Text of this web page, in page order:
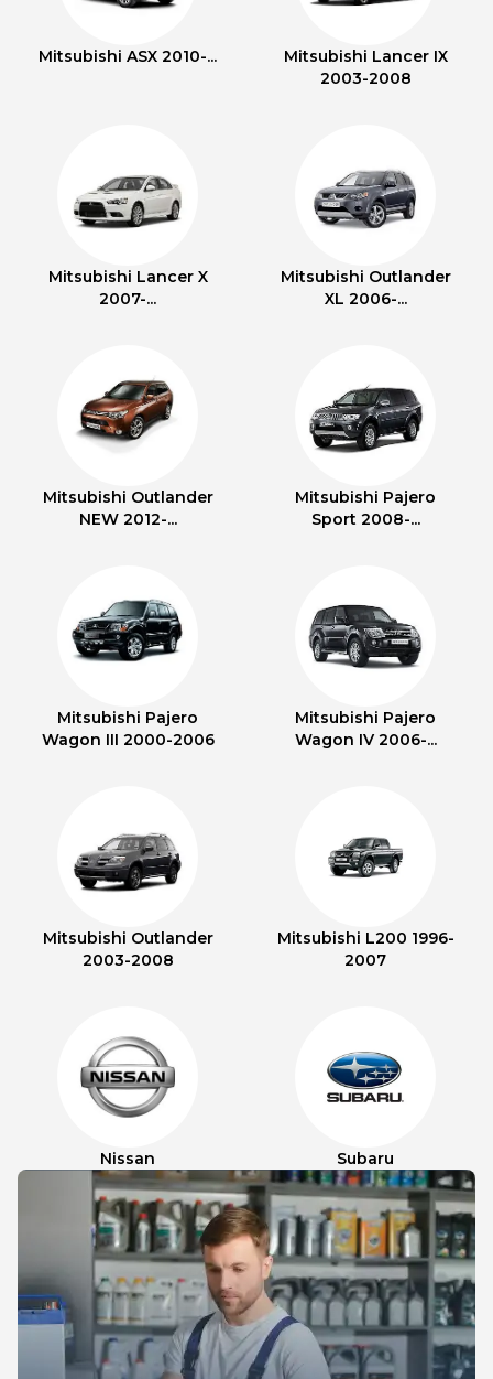
Mitsubishi ASX 2010-...
Mitsubishi Lancer IX
2003-2008
Mitsubishi Lancer X
2007-...
Mitsubishi Outlander
XL 2006-...
Mitsubishi Outlander
NEW 2012-...
Mitsubishi Pajero
Sport 2008-...
Mitsubishi Pajero
Wagon III 2000-2006
Mitsubishi Pajero
Wagon IV 2006-...
Mitsubishi Outlander
2003-2008
Mitsubishi L200 1996-
2007
Nissan Subaru